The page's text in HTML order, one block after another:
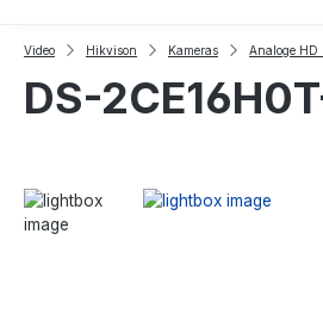
Video Hikvison Kameras Analoge HD
DS-